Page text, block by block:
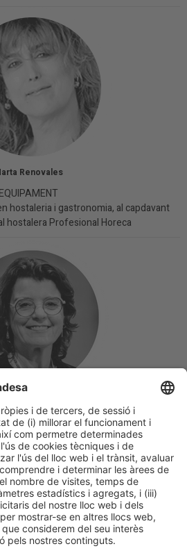
Renovales
EQUIPAMENT
hostaleria i gastronomia, al capdavant
hostalera Profesional Horeca
COL·LECTIVA
responsable de la revista
i del ‘Congrés de Restauració
Col·lectiva’